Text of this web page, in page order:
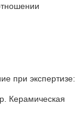
при экспертизе:
Керамическая